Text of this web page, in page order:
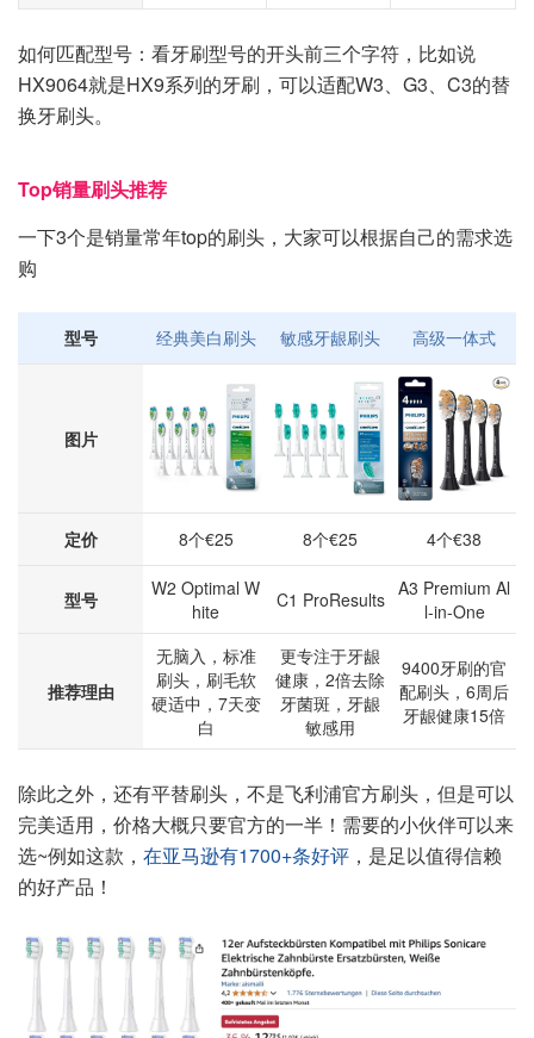
如何匹配型号：看牙刷型号的开头前三个字符，比如说
HX9064就是HX9系列的牙刷，可以适配W3、G3、C3的替
换牙刷头。
Top销量刷头推荐
一下3个是销量常年top的刷头，大家可以根据自己的需求选
购
型号 经典美白刷头 敏感牙龈刷头 高级一体式
图片
定价 8个€25 8个€25 4个€38
型号
W2 Optimal W
hite
C1 ProResults A3 Premium Al
l-in-One
推荐理由
无脑入，标准
刷头，刷毛软
硬适中，7天变
白
更专注于牙龈
健康，2倍去除
牙菌斑，牙龈
敏感用
9400牙刷的官
配刷头，6周后
牙龈健康15倍
除此之外，还有平替刷头，不是飞利浦官方刷头，但是可以
完美适用，价格大概只要官方的一半！需要的小伙伴可以来
选~例如这款， 在亚马逊有1700+条好评 ，是足以值得信赖
的好产品！